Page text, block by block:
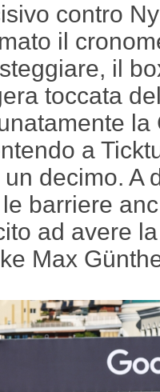
contro
il
il
toccata
la
a
decimo. A
barriere
ad avere
Max